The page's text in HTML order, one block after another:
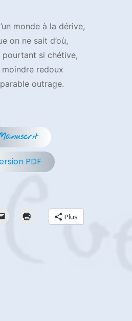
monde à la dérive,
on ne sait d’où,
si chétive,
moindre redoux
outrage.
PDF
Plus